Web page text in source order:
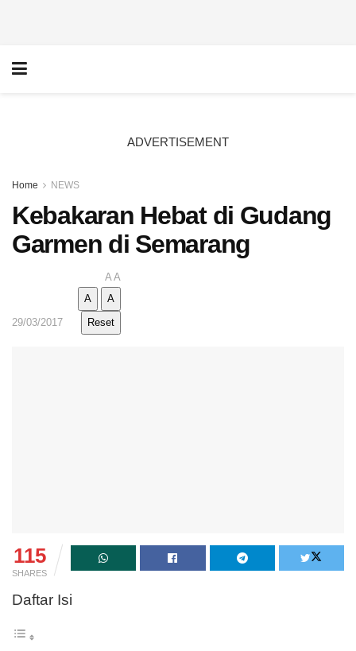
ADVERTISEMENT
Home NEWS
Kebakaran Hebat di Gudang
Garmen di Semarang
29/03/2017
A A
A
A
Reset
115
SHARES
Daftar Isi